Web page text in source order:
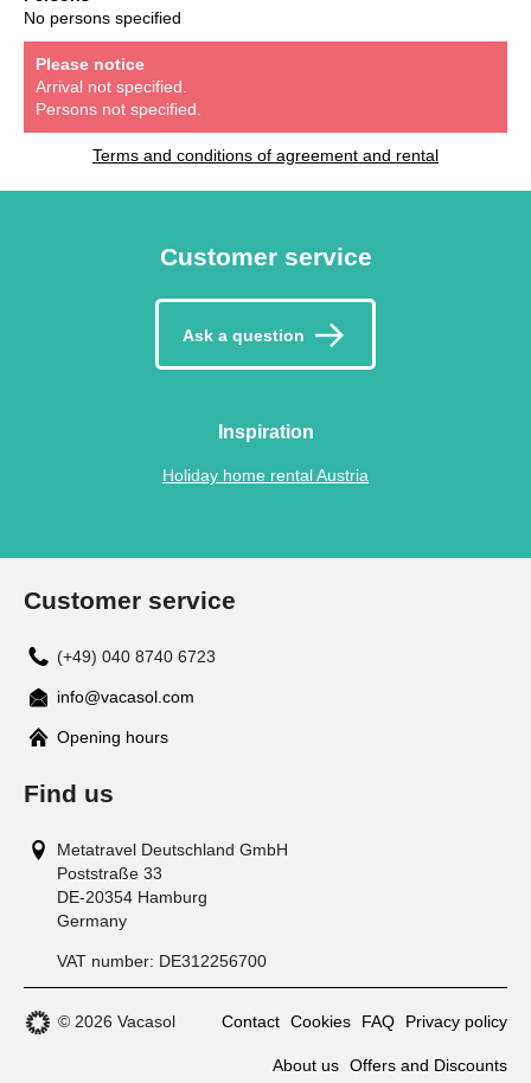
No persons specified
Please notice
Arrival not specified.
Persons not specified.
Terms and conditions of agreement and rental
Customer service
Ask a question
Inspiration
Holiday home rental Austria
Customer service
(+49) 040 8740 6723
info@vacasol.com
Opening hours
Find us
Metatravel Deutschland GmbH
Poststraße 33
DE-20354 Hamburg
Germany
VAT number: DE312256700
© 2026 Vacasol Contact Cookies FAQ Privacy policy
About us Offers and Discounts